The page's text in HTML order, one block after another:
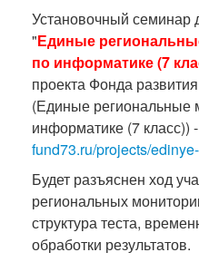
Установочный семинар
"Единые
по информатике (7
проекта Фонда
(Единые региональные
информатике (7 класс)) -
fund73.ru/projects/
Будет разъяснен ход
региональных
структура теста,
обработки результатов.